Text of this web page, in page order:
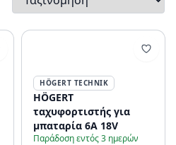
HÖGERT TECHNIK
HÖGERT
ταχυφορτιστής για
μπαταρία 6A 18V
Παράδοση εντός 3 ημερών